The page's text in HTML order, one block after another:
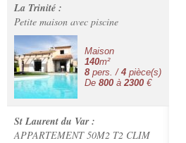
La Trinité :
Petite maison avec piscine
Maison
140m²
8pers. / 4 pièce(s)
De 800 à 2300 €
St Laurent du Var :
APPARTEMENT 50M2 T2 CLIM